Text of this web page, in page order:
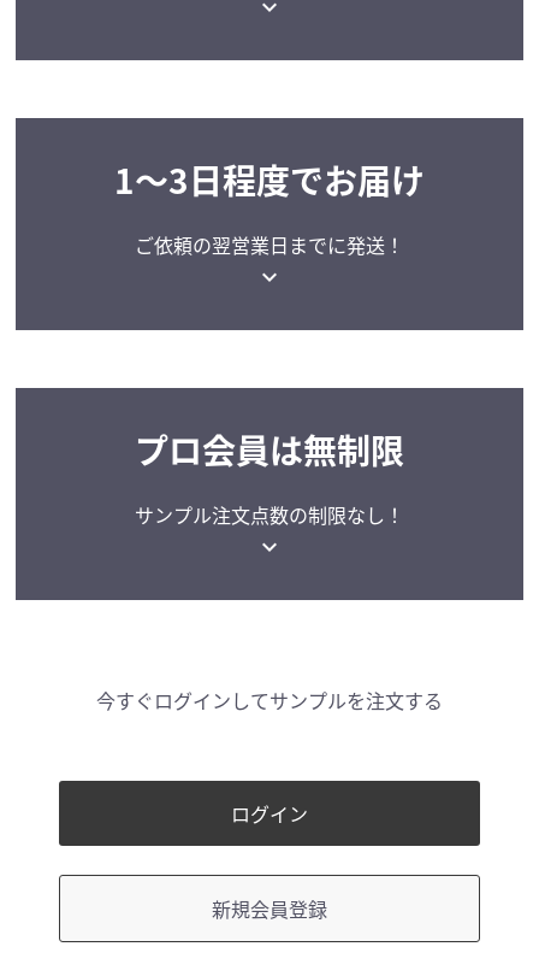
expand_more
1～3日程度でお届け
ご依頼の翌営業日までに発送！
expand_more
プロ会員は無制限
サンプル注文点数の制限なし！
expand_more
今すぐログインしてサンプルを注文する
ログイン
新規会員登録